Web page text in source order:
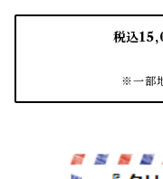
茶筒
インクパッド
花器
ほうき
税込
※一部